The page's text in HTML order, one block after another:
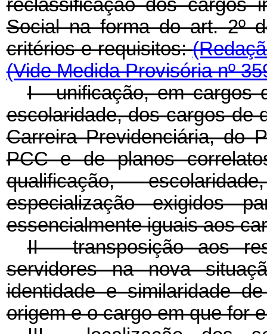
reclassificação dos cargos
Social na forma do art. 2º
critérios e requisitos:
(Vide Medida Provisória nº
I - unificação, em cargos
escolaridade, dos cargos de
Carreira Previdenciária, do
PCC e de planos
qualificação,
especialização exigidos
essencialmente iguais aos
II - transposição aos
servidores na nova
identidade e similaridade
origem e o cargo em que for